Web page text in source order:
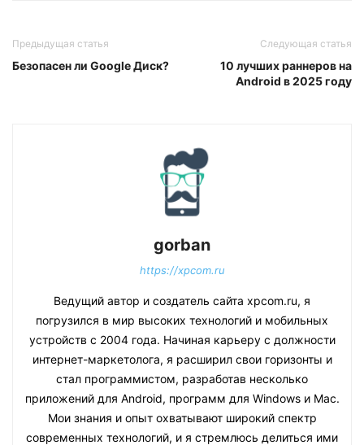
Предыдущая статья
Безопасен ли Google Диск?
Следующая статья
10 лучших раннеров на
Android в 2025 году
gorban
https://xpcom.ru
Ведущий автор и создатель сайта xpcom.ru, я
погрузился в мир высоких технологий и мобильных
устройств с 2004 года. Начиная карьеру с должности
интернет-маркетолога, я расширил свои горизонты и
стал программистом, разработав несколько
приложений для Android, программ для Windows и Mac.
Мои знания и опыт охватывают широкий спектр
современных технологий, и я стремлюсь делиться ими